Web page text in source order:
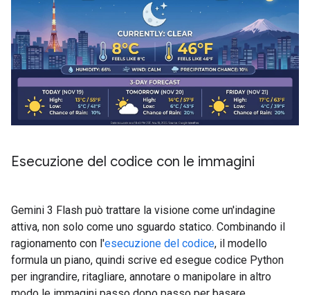
Esecuzione del codice con le immagini
Gemini 3 Flash può trattare la visione come un'indagine
attiva, non solo come uno sguardo statico. Combinando il
ragionamento con l'esecuzione del codice, il modello
formula un piano, quindi scrive ed esegue codice Python
per ingrandire, ritagliare, annotare o manipolare in altro